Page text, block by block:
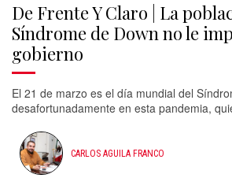
De Frente Y Claro | La
Síndrome de Down no le
gobierno
El 21 de marzo es el día mundial del
desafortunadamente en esta pandemia,
CARLOS AGUILA FRANCO